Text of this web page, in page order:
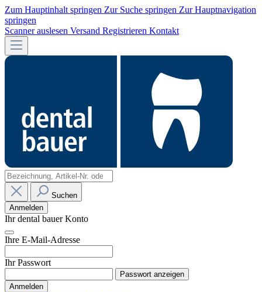
Zum Hauptinhalt springen Zur Suche springen Zur Hauptnavigation
springen
Scanner auslesen Versand Registrieren Kontakt
Suchen
Anmelden
Ihr dental bauer Konto
Ihre E-Mail-Adresse
Ihr Passwort
Passwort anzeigen
Anmelden